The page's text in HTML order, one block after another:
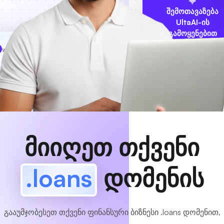
შემოთავაზება
UltaAI-ის
გამოყენებით
www MyCafe
მიიღეთ თქვენი
.loans დომენის
გააუმჯობესეთ თქვენი ფინანსური ბიზნესი .loans დომენით,